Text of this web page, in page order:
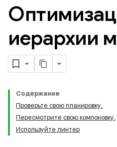
иерархии
Содержание
Проверьте свою планировку.
Пересмотрите свою компоновку.
Используйте линтер